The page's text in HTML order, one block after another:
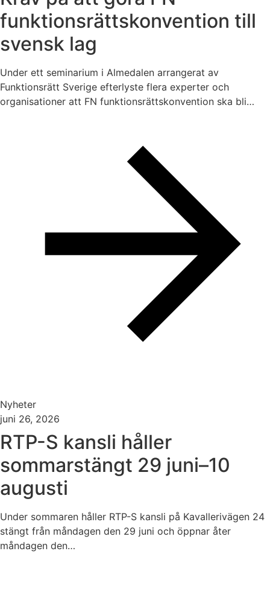
funktionsrättskonvention till
svensk lag
Under ett seminarium i Almedalen arrangerat av
Funktionsrätt Sverige efterlyste flera experter och
organisationer att FN funktionsrättskonvention ska bli…
Nyheter
juni 26, 2026
RTP-S kansli håller
sommarstängt 29 juni–10
augusti
Under sommaren håller RTP-S kansli på Kavallerivägen 24
stängt från måndagen den 29 juni och öppnar åter
måndagen den…